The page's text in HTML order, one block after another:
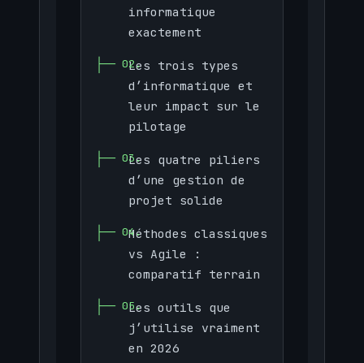
informatique
exactement
Les trois types
d’informatique et
leur impact sur le
pilotage
Les quatre piliers
d’une gestion de
projet solide
Méthodes classiques
vs Agile :
comparatif terrain
Les outils que
j’utilise vraiment
en 2026